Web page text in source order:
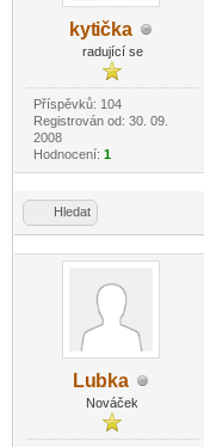
kytička
radující se
Příspěvků: 104
Registrován od: 30. 09.
2008
Hodnocení: 1
Hledat
Lubka
Nováček